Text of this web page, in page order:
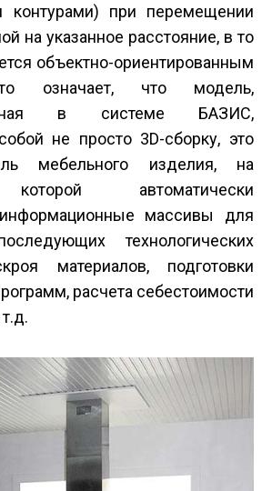
при перемещении
на указанное расстояние, в то
объектно-ориентированным
означает, что модель,
в системе БАЗИС,
не просто 3D-сборку, это
мебельного изделия, на
автоматически
массивы для
технологических
материалов, подготовки
расчета себестоимости